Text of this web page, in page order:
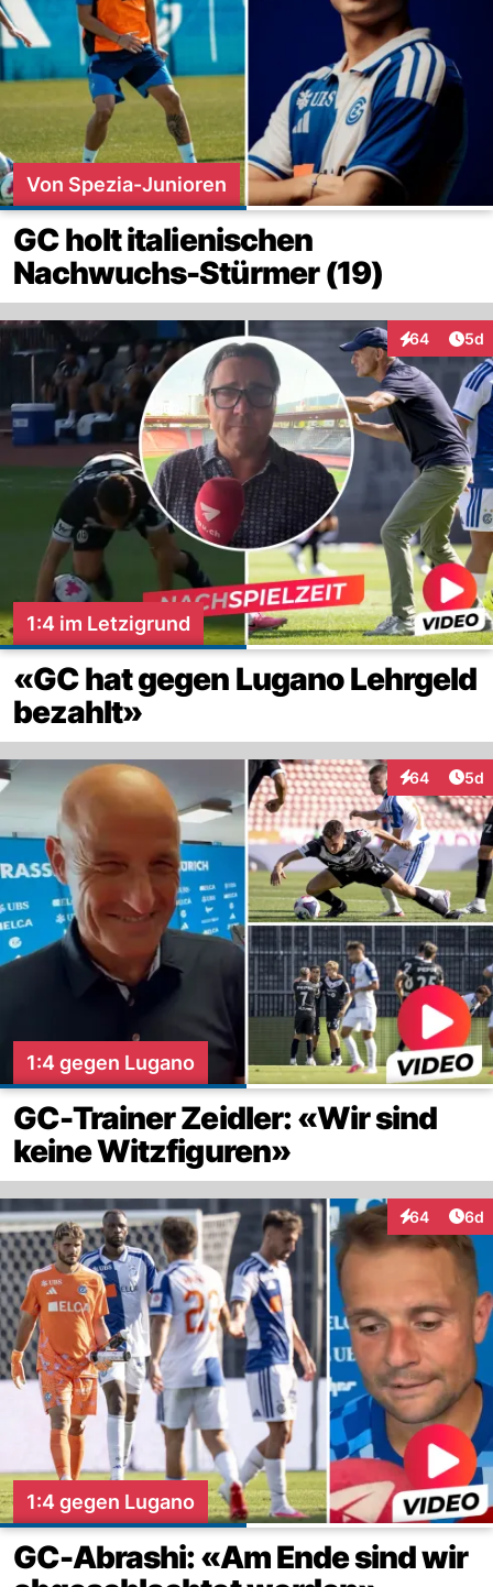
Von Spezia-Junioren
GC holt italienischen
Nachwuchs-Stürmer (19)
64
Interaktionen
5d
1:4 im Letzigrund
«GC hat gegen Lugano Lehrgeld
bezahlt»
64
Interaktionen
5d
1:4 gegen Lugano
GC-Trainer Zeidler: «Wir sind
keine Witzfiguren»
64
Interaktionen
6d
1:4 gegen Lugano
GC-Abrashi: «Am Ende sind wir